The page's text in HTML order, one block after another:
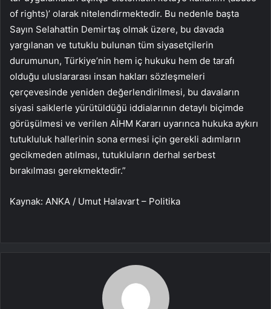
of rights)’ olarak nitelendirmektedir. Bu nedenle başta
Sayın Selahattin Demirtaş olmak üzere, bu davada
yargılanan ve tutuklu bulunan tüm siyasetçilerin
durumunun, Türkiye’nin hem iç hukuku hem de tarafı
olduğu uluslararası insan hakları sözleşmeleri
çerçevesinde yeniden değerlendirilmesi, bu davaların
siyasi saiklerle yürütüldüğü iddialarının detaylı biçimde
görüşülmesi ve verilen AİHM Kararı uyarınca hukuka aykırı
tutukluluk hallerinin sona ermesi için gerekli adımların
gecikmeden atılması, tutukluların derhal serbest
bırakılması gerekmektedir.”
Kaynak: ANKA / Umut Halavart – Politika